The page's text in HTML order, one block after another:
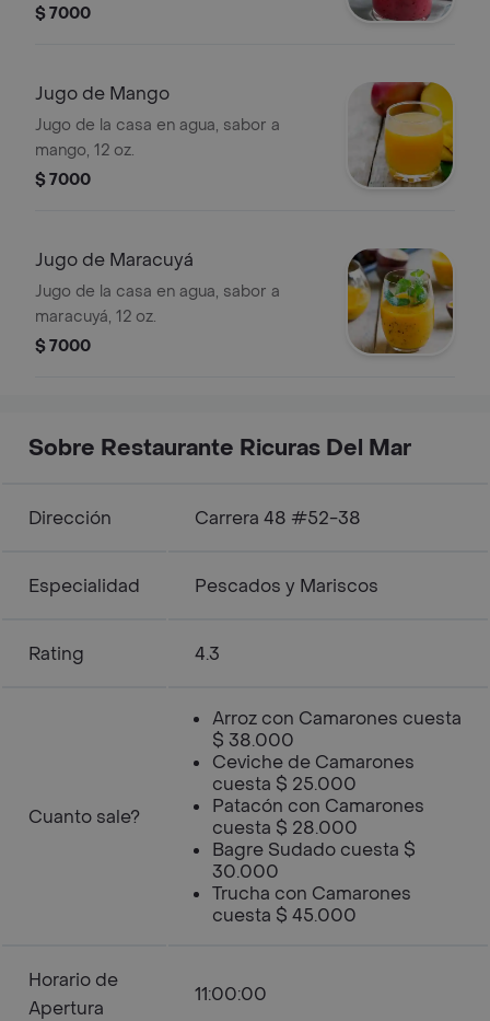
$ 7000
Jugo de Mango
Jugo de la casa en agua, sabor a
mango, 12 oz.
$ 7000
Jugo de Maracuyá
Jugo de la casa en agua, sabor a
maracuyá, 12 oz.
$ 7000
Sobre Restaurante Ricuras Del Mar
Dirección Carrera 48 #52-38
Especialidad Pescados y Mariscos
Rating 4.3
Cuanto sale?
Arroz con Camarones cuesta
$ 38.000
Ceviche de Camarones
cuesta $ 25.000
Patacón con Camarones
cuesta $ 28.000
Bagre Sudado cuesta $
30.000
Trucha con Camarones
cuesta $ 45.000
Horario de
Apertura
11:00:00